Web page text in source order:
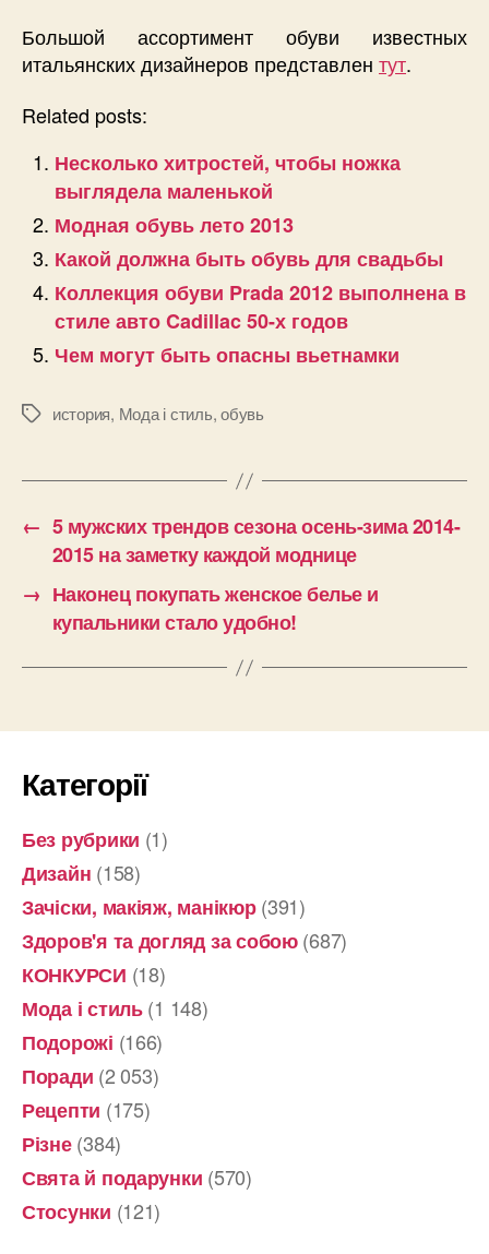
Большой ассортимент обуви известных
итальянских дизайнеров представлен тут.
Related posts:
Несколько хитростей, чтобы ножка
выглядела маленькой
Модная обувь лето 2013
Какой должна быть обувь для свадьбы
Коллекция обуви Prada 2012 выполнена в
стиле авто Cadillac 50-х годов
Чем могут быть опасны вьетнамки
Позначки
история, Мода і стиль,обувь
← 5 мужских трендов сезона осень-зима 2014-
2015 на заметку каждой моднице
→ Наконец покупать женское белье и
купальники стало удобно!
Категорії
Без рубрики (1)
Дизайн (158)
Зачіски, макіяж, манікюр(391)
Здоров'я та догляд за собою(687)
КОНКУРСИ (18)
Мода і стиль(1 148)
Подорожі (166)
Поради (2 053)
Рецепти (175)
Різне(384)
Свята й подарунки (570)
Стосунки (121)